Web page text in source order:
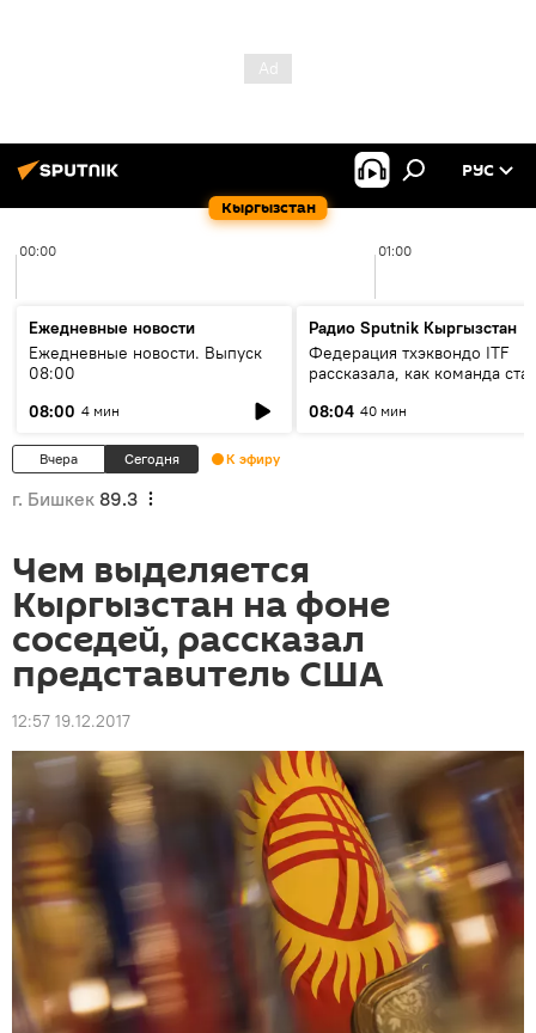
Кыргызстан
РУС
00:00 01:00
Ежедневные новости
Ежедневные новости. Выпуск
08:00
08:00 4 мин
Радио Sputnik Кыргызстан
Федерация тхэквондо ITF
рассказала, как команда
08:04 40 мин
Вчера Сегодня К эфиру
г. Бишкек 89.3
Чем выделяется
Кыргызстан на фоне
соседей, рассказал
представитель США
12:57 19.12.2017